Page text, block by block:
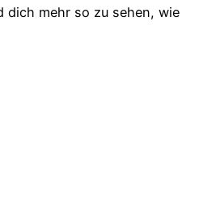
dich mehr so zu sehen, wie